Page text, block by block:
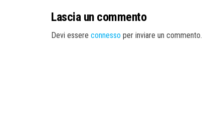
Lascia un commento
Devi essere connesso per inviare un commento.